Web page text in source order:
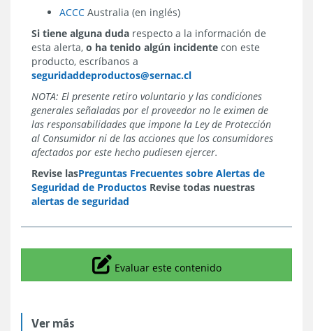
ACCC Australia (en inglés)
Si tiene alguna duda respecto a la información de
esta alerta, o ha tenido algún incidente con este
producto, escríbanos a
seguridaddeproductos@sernac.cl
NOTA: El presente retiro voluntario y las condiciones
generales señaladas por el proveedor no le eximen de
las responsabilidades que impone la Ley de Protección
al Consumidor ni de las acciones que los consumidores
afectados por este hecho pudiesen ejercer.
Revise lasPreguntas Frecuentes sobre Alertas de
Seguridad de Productos Revise todas nuestras
alertas de seguridad
Icono
Evaluar este contenido
Ver más